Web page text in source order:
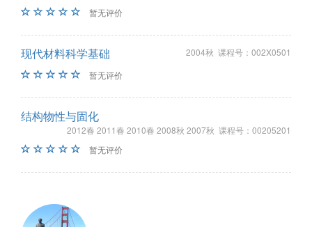
暂无评价
现代材料科学基础
2004秋 课程号：002X0501
暂无评价
结构物性与固化
2012春 2011春 2010春 2008秋 2007秋 课程号：00205201
暂无评价